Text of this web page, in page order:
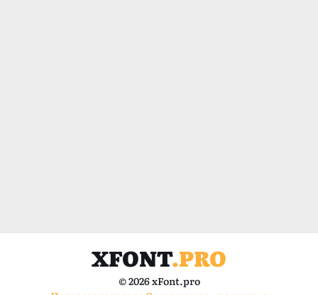
XFONT.PRO
© 2026 xFont.pro